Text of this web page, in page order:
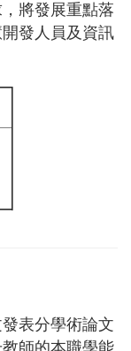
將發展重點落
發人員及資訊
表分學術論文